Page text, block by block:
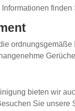
bieten wir
Sie unsere